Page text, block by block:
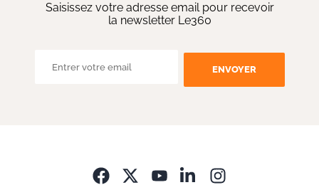
Saisissez votre adresse email pour recevoir
la newsletter Le360
ENVOYER